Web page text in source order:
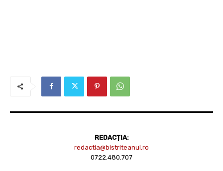
REDACȚIA:
redactia@bistriteanul.ro
0722.480.707